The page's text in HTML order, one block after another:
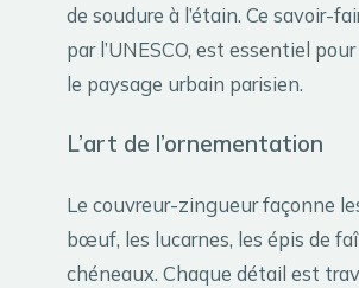
de soudure à l’étain. Ce savoir-
par l’UNESCO, est essentiel
le paysage urbain parisien.
L’art de l’ornementation
Le couvreur-zingueur façonne
bœuf, les lucarnes, les épis de
chéneaux. Chaque détail est